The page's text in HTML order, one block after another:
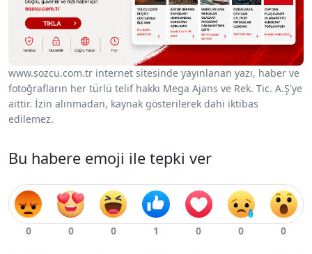
www.sozcu.com.tr internet sitesinde yayınlanan yazı, haber ve
fotoğrafların her türlü telif hakkı Mega Ajans ve Rek. Tic. A.Ş'ye
aittir. İzin alınmadan, kaynak gösterilerek dahi iktibas
edilemez.
Bu habere emoji ile tepki ver